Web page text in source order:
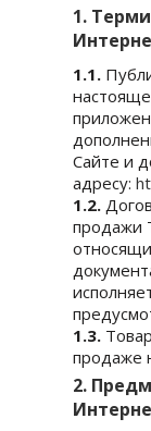
1.
1.1.
Сайте и
адресу:
1.2.
продажи
1.3.
продаже
2.